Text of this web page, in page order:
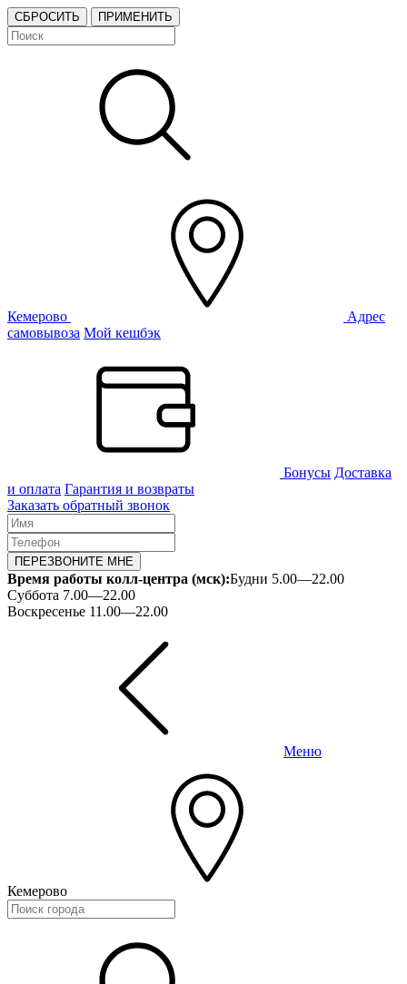
СБРОСИТЬ ПРИМЕНИТЬ
Кемерово
Адрес
самовывоза Мой кешбэк
Бонусы Доставка
и оплата Гарантия и возвраты
Заказать обратный звонок
ПЕРЕЗВОНИТЕ МНЕ
Время работы колл-центра (мск):Будни 5.00—22.00
Суббота 7.00—22.00
Воскресенье 11.00—22.00
Меню
Кемерово